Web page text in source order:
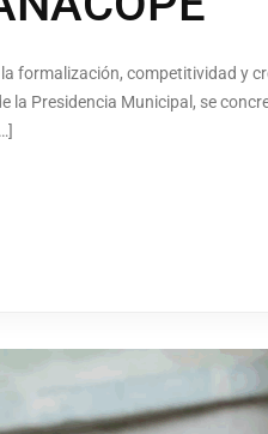
formalización, competitividad y
la Presidencia Municipal, se